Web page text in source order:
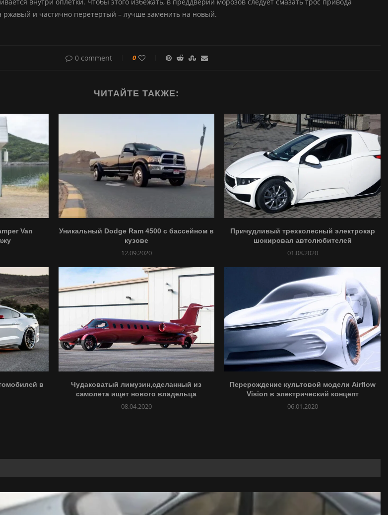
ржавый и частично перетертый – лучше заменить на новый.
0 comment 0
ЧИТАЙТЕ ТАКЖЕ:
Van
Уникальный Dodge Ram 4500 с бассейном в
кузове
12.09.2020
Причудливый трехколесный электрокар
шокировал автолюбителей
01.08.2020
в
Чудаковатый лимузин,сделанный из
самолета ищет нового владельца
08.04.2020
Перерождение культовой модели Airflow
Vision в электрический концепт
06.01.2020